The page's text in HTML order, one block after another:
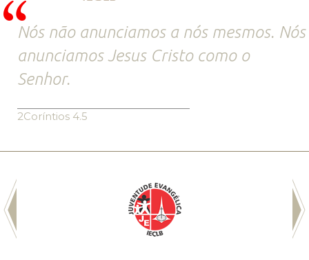
Nós não anunciamos a nós mesmos. Nós
anunciamos Jesus Cristo como o
Senhor.
2Coríntios 4.5